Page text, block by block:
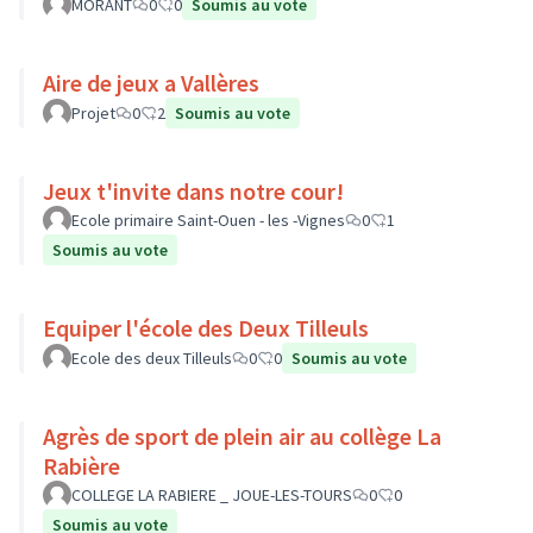
MORANT 0 0 Soumis au vote
Aire de jeux a Vallères
Projet 0 2 Soumis au vote
Jeux t'invite dans notre cour!
Ecole primaire Saint-Ouen - les -Vignes 0
1
Soumis au vote
Equiper l'école des Deux Tilleuls
Ecole des deux Tilleuls 0 0 Soumis au vote
Agrès de sport de plein air au collège La
Rabière
COLLEGE LA RABIERE _ JOUE-LES-TOURS 0
0
Soumis au vote